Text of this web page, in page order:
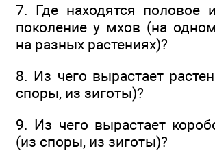
7. Где находятся половое
поколение у мхов (на
на разных растениях)?
8. Из чего вырастает
споры, из зиготы)?
9. Из чего вырастает
(из споры, из зиготы)?